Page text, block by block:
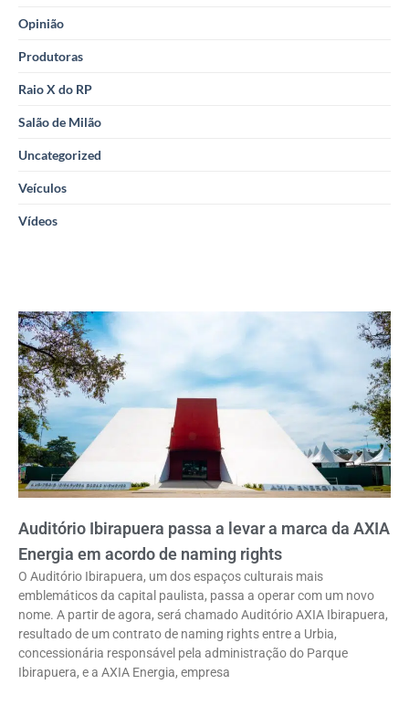
Opinião
Produtoras
Raio X do RP
Salão de Milão
Uncategorized
Veículos
Vídeos
Auditório Ibirapuera passa a levar a marca da AXIA
Energia em acordo de naming rights
O Auditório Ibirapuera, um dos espaços culturais mais
emblemáticos da capital paulista, passa a operar com um novo
nome. A partir de agora, será chamado Auditório AXIA Ibirapuera,
resultado de um contrato de naming rights entre a Urbia,
concessionária responsável pela administração do Parque
Ibirapuera, e a AXIA Energia, empresa